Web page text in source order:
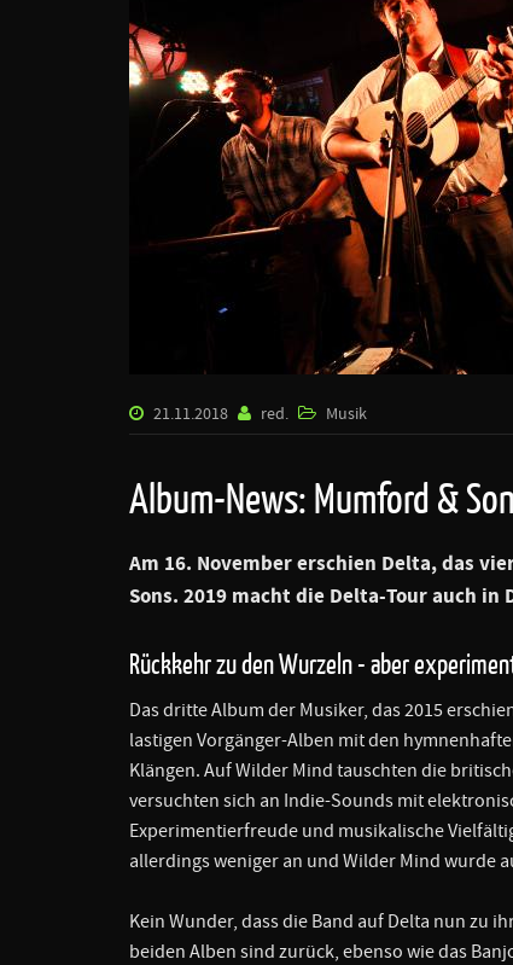
21.11.2018 red. Musik
Album-News: Mumford &
Am 16. November erschien Delta, das
Sons. 2019 macht die Delta-Tour auch in
Rückkehr zu den Wurzeln - aber
Das dritte Album der Musiker, das 2015
lastigen Vorgänger-Alben mit den
Klängen. Auf Wilder Mind tauschten die
versuchten sich an Indie-Sounds mit
Experimentierfreude und musikalische
allerdings weniger an und Wilder Mind wurde
Kein Wunder, dass die Band auf Delta nun zu
beiden Alben sind zurück, ebenso wie das